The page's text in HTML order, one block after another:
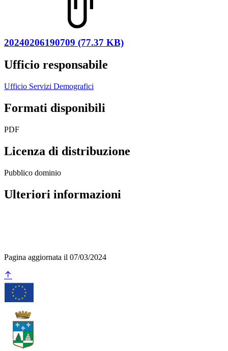
20240206190709 (77.37 KB)
Ufficio responsabile
Ufficio Servizi Demografici
Formati disponibili
PDF
Licenza di distribuzione
Pubblico dominio
Ulteriori informazioni
Pagina aggiornata il 07/03/2024